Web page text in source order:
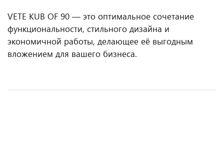
VETE KUB OF 90 — это оптимальное сочетание
функциональности, стильного дизайна и
экономичной работы, делающее её выгодным
вложением для вашего бизнеса.